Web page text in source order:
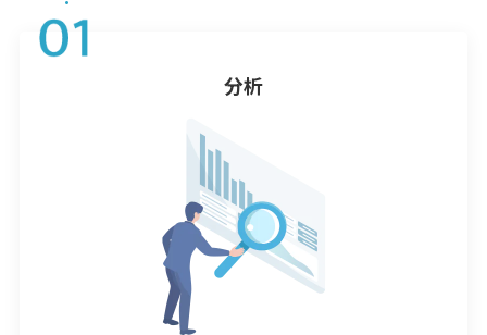
分析